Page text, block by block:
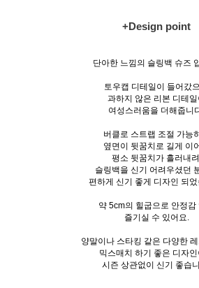
+Design point
단아한 느낌의 슬링백 슈즈
토우캡 디테일이 들어갔
과하지 않은 리본 디테일
여성스러움을 더해줍니
버클로 스트랩 조절 가능
옆면이 뒷꿈치로 길게 이
평소 뒷꿈치가 흘러내려
슬링백을 신기 어려우셨던
편하게 신기 좋게 디자인 되
약 5cm의 힐굽으로 안정감
즐기실 수 있어요.
양말이나 스타킹 같은 다양한
믹스매치 하기 좋은 디자
시즌 상관없이 신기 좋습